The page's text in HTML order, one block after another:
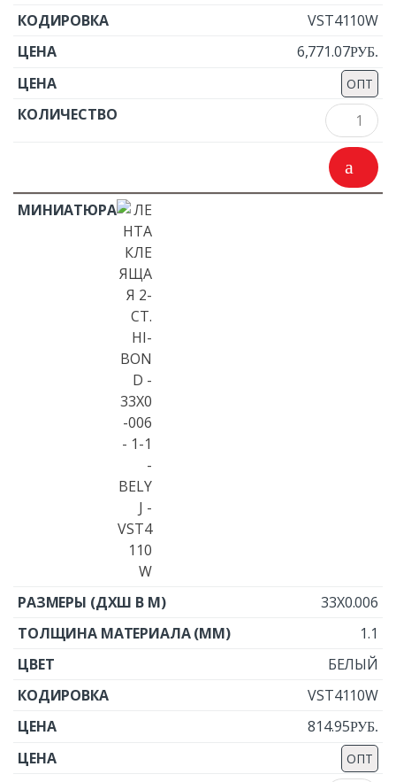
VST4110W
6,771.07РУБ.
ОПТ
33X0.006
1.1
БЕЛЫЙ
VST4110W
814.95РУБ.
ОПТ